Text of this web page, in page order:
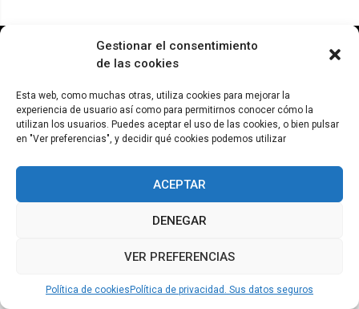
Gestionar el consentimiento
de las cookies
Esta web, como muchas otras, utiliza cookies para mejorar la
experiencia de usuario así como para permitirnos conocer cómo la
utilizan los usuarios. Puedes aceptar el uso de las cookies, o bien pulsar
en "Ver preferencias", y decidir qué cookies podemos utilizar
ACEPTAR
DENEGAR
VER PREFERENCIAS
Política de cookies Política de privacidad. Sus datos seguros
© ADICAE - 2022